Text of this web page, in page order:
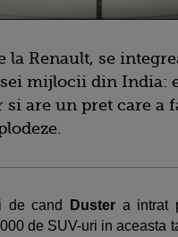
la Renault, se
mijlocii din India:
are un pret care a
de cand Duster a intrat
de SUV-uri in aceasta